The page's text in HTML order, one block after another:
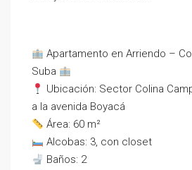
Apartamento en Arriendo –
Suba
Ubicación: Sector Colina
a la avenida Boyacá
Área: 60 m²
Alcobas: 3, con closet
Baños: 2